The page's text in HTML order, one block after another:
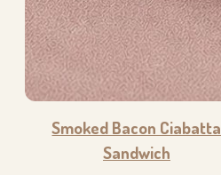
Smoked Bacon Ciabatta
Sandwich